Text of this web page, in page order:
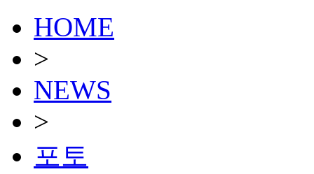
HOME
>
NEWS
>
포토